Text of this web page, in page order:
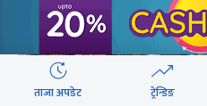
ताजा अपडेट ट्रेन्डिङ